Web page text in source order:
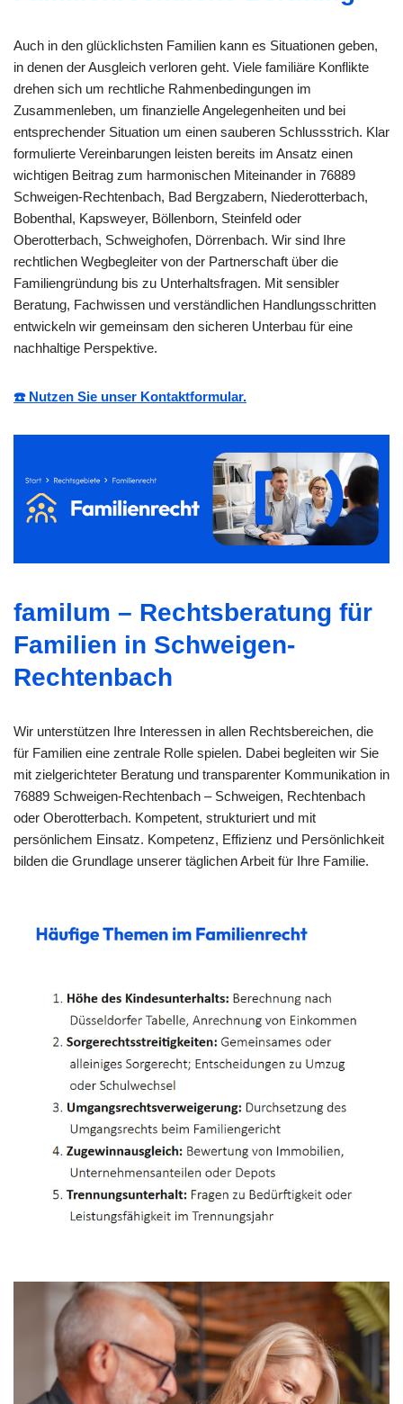
Auch in den glücklichsten Familien kann es Situationen geben,
in denen der Ausgleich verloren geht. Viele familiäre Konflikte
drehen sich um rechtliche Rahmenbedingungen im
Zusammenleben, um finanzielle Angelegenheiten und bei
entsprechender Situation um einen sauberen Schlussstrich. Klar
formulierte Vereinbarungen leisten bereits im Ansatz einen
wichtigen Beitrag zum harmonischen Miteinander in 76889
Schweigen-Rechtenbach, Bad Bergzabern, Niederotterbach,
Bobenthal, Kapsweyer, Böllenborn, Steinfeld oder
Oberotterbach, Schweighofen, Dörrenbach. Wir sind Ihre
rechtlichen Wegbegleiter von der Partnerschaft über die
Familiengründung bis zu Unterhaltsfragen. Mit sensibler
Beratung, Fachwissen und verständlichen Handlungsschritten
entwickeln wir gemeinsam den sicheren Unterbau für eine
nachhaltige Perspektive.
☎️ Nutzen Sie unser Kontaktformular.
familum – Rechtsberatung für
Familien in Schweigen-
Rechtenbach
Wir unterstützen Ihre Interessen in allen Rechtsbereichen, die
für Familien eine zentrale Rolle spielen. Dabei begleiten wir Sie
mit zielgerichteter Beratung und transparenter Kommunikation in
76889 Schweigen-Rechtenbach – Schweigen, Rechtenbach
oder Oberotterbach. Kompetent, strukturiert und mit
persönlichem Einsatz. Kompetenz, Effizienz und Persönlichkeit
bilden die Grundlage unserer täglichen Arbeit für Ihre Familie.